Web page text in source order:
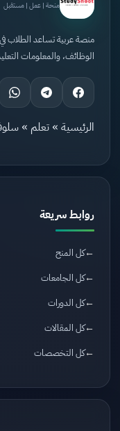
منحة | عمل | مستقبل
منصة عربية تساعد الطلاب
الوظائف، والمعلومات
الرئيسية » تعلم »
روابط سريعة
كل المنح
كل الجامعات
كل الدورات
كل المقالات
كل التخصصات